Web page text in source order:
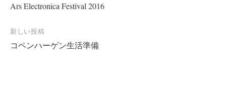
稿
ナ
ビ
Ars Electronica Festival 2016
新しい投稿
コペンハーゲン生活準備